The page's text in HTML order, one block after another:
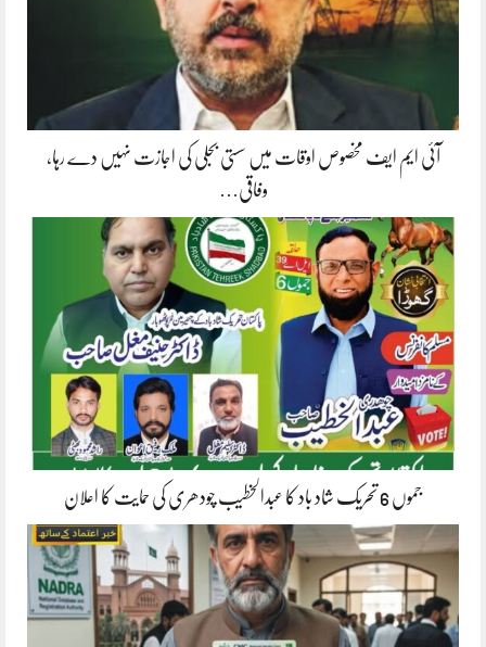
آئی ایم ایف مخصوص اوقات میں سستی بجلی کی اجازت نہیں دے رہا،
وفاقی…
جموں 6 تحریک شاد باد کا عبدالخطیب چودھری کی حمایت کا اعلان